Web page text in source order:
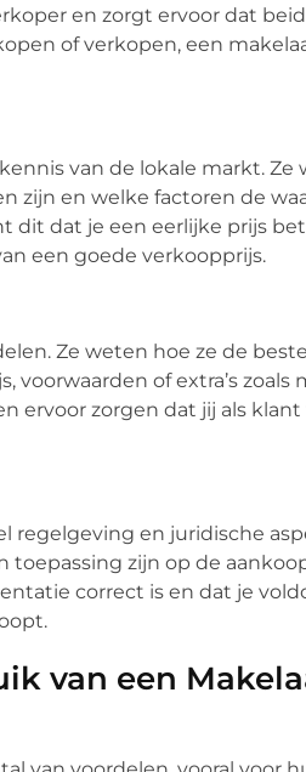
en zorgt ervoor dat
of verkopen, een
van de lokale markt.
zijn en welke factoren de
dit dat je een eerlijke prijs
een goede verkoopprijs.
Ze weten hoe ze de
of extra’s zoals
ervoor zorgen dat jij als
en juridische
zijn op de
correct is en dat je
van een